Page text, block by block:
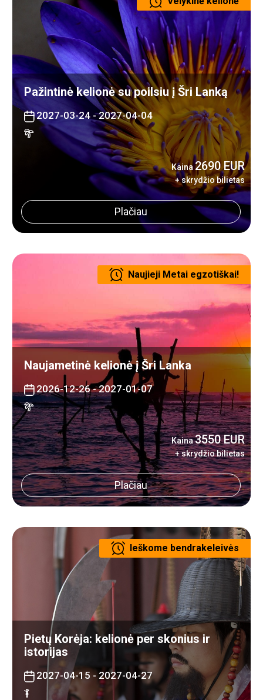
Pažintinė kelionė su poilsiu į Šri Lanką
2027-03-24 - 2027-04-04
Kaina2690 EUR
+ skrydžio bilietas
Plačiau
Naujieji Metai egzotiškai!
Naujametinė kelionė į Šri Lanka
2026-12-26 - 2027-01-07
Kaina3550 EUR
+ skrydžio bilietas
Plačiau
Ieškome bendrakeleivės
Pietų Korėja: kelionė per skonius ir
istorijas
2027-04-15 - 2027-04-27